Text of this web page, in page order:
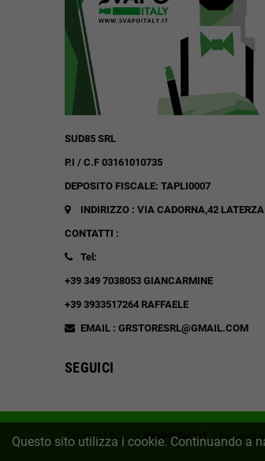
SUD85 SRL
P.I / C.F 03161010735
DEPOSITO FISCALE: TAPLI0007
INDIRIZZO : VIA CADORNA,42
CONTATTI :
Tel:
+39 349 7038053 GIANCARMINE
+39 3933517264 RAFFAELE
EMAIL : GRSTORESRL@GMAIL.COM
SEGUICI
Copyright © 2019 SVAPOITALY.IT | Powered
Questo sito utilizza i cookie. Continuando a